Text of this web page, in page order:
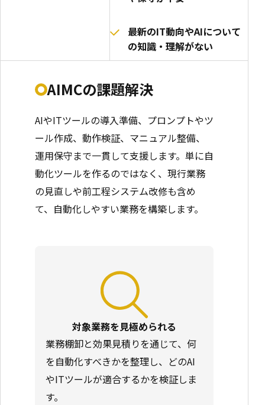
最新のIT動向やAIについて
の知識・理解がない
AIMCの課題解決
AIやITツールの導入準備、プロンプトやツ
ール作成、動作検証、マニュアル整備、
運用保守まで一貫して支援します。単に自
動化ツールを作るのではなく、現行業務
の見直しや前工程システム改修も含め
て、自動化しやすい業務を構築します。
対象業務を見極められる
業務棚卸と効果見積りを通じて、何
を自動化すべきかを整理し、どのAI
やITツールが適合するかを検証しま
す。